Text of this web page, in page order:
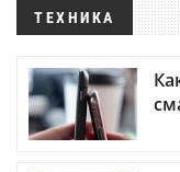
ТЕХНИКА